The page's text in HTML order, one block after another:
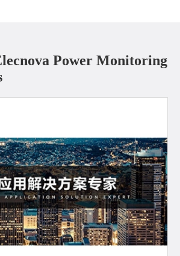
Power Monitoring